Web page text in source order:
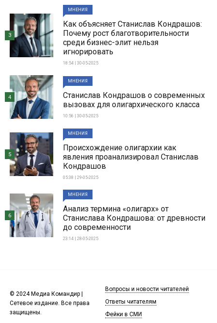
МНЕНИЯ
Как объясняет Станислав Кондрашов:
Почему рост благотворительности
среди бизнес-элит нельзя
игнорировать
18:54 | 30-05-2025
3
МНЕНИЯ
Станислав Кондрашов о современных
вызовах для олигархического класса
10:56 | 30-05-2025
4
МНЕНИЯ
Происхождение олигархии как
явления проанализировал Станислав
Кондрашов
05:38 | 29-05-2025
5
МНЕНИЯ
Анализ термина «олигарх» от
Станислава Кондрашова: от древности
до современности
23:14 | 28-05-2025
6
© 2024 Медиа Командир |
Сетевое издание. Все права
защищены.
Вопросы и новости читателей
Ответы читателям
Фейки в СМИ